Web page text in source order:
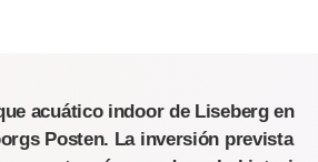
acuático indoor de Liseberg en
Posten. La inversión prevista